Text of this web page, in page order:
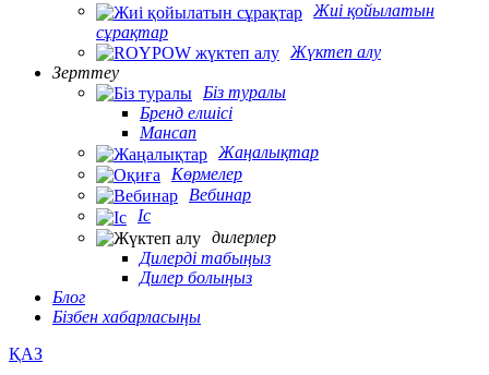
Жиі қойылатын
сұрақтар
Жүктеп алу
Зерттеу
Біз туралы
Бренд елшісі
Мансап
Жаңалықтар
Көрмелер
Вебинар
Іс
дилерлер
Дилерді табыңыз
Дилер болыңыз
Блог
Бізбен хабарласыңы
ҚАЗ